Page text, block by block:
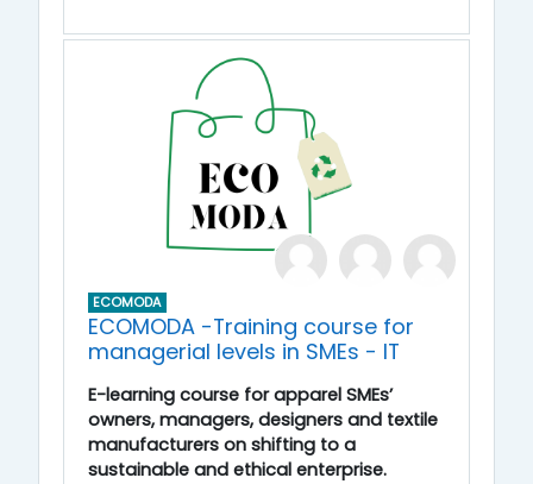
ECOMODA
ECOMODA -Training course for
managerial levels in SMEs - IT
E-learning course for apparel SMEs’
owners, managers, designers and textile
manufacturers on shifting to a
sustainable and ethical enterprise.